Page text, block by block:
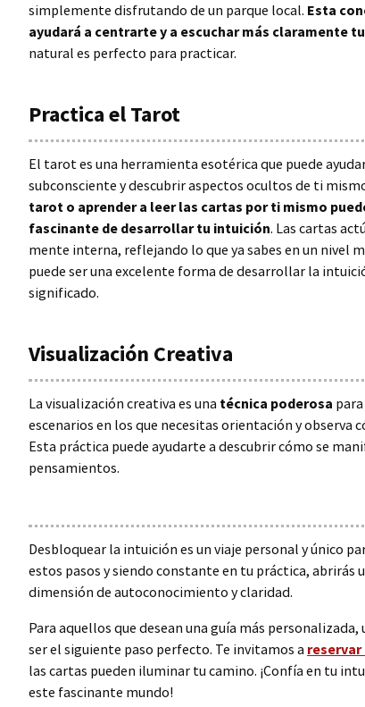
simplemente disfrutando de un parque local. Esta
ayudará a centrarte y a escuchar más claramente
natural es perfecto para practicar.
Practica el Tarot
El tarot es una herramienta esotérica que puede
subconsciente y descubrir aspectos ocultos de ti
tarot o aprender a leer las cartas por ti mismo
fascinante de desarrollar tu intuición. Las cartas
mente interna, reflejando lo que ya sabes en un nivel
puede ser una excelente forma de desarrollar la
significado.
Visualización Creativa
La visualización creativa es una técnica poderosa
escenarios en los que necesitas orientación y observa
Esta práctica puede ayudarte a descubrir cómo se
pensamientos.
Desbloquear la intuición es un viaje personal y único
estos pasos y siendo constante en tu práctica, abrirás
dimensión de autoconocimiento y claridad.
Para aquellos que desean una guía más
ser el siguiente paso perfecto. Te invitamos a reservar
las cartas pueden iluminar tu camino. ¡Confía en tu
este fascinante mundo!